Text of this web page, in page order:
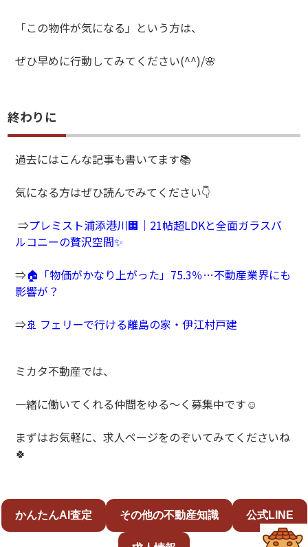
「この物件が気になる」という方は、
ぜひ早めに行動してみてください(^^)/🌸
終わりに
過去にはこんな記事も書いてます📚
気になる方はぜひ読んでみてください👇
⇒プレミスト浦添港川🏢｜21帖超LDKと全面ガラスバ
ルコニーの贅沢空間✨
⇒🏠「物価がかなり上がった」75.3％…不動産業界にも
影響が？
⇒🚢 フェリーで行ける離島の家・伊江村戸建
ミカタ不動産では、
一緒に働いてくれる仲間をゆる～く募集中です☺️
まずはお気軽に、求人ページをのぞいてみてくださいね
🍀
かんたんAI査定 その他の不動産知識 公式LINE